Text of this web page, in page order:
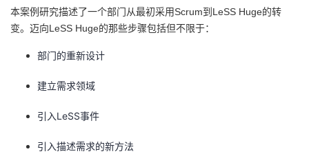
主
页
的
开
本案例研究描述了一个部门从最初采用Scrum到LeSS Huge的转
变。迈向LeSS Huge的那些步骤包括但不限于：
部门的重新设计
建立需求领域
引入LeSS事件
引入描述需求的新方法